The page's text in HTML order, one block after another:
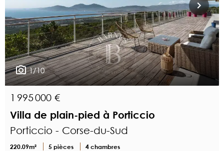
1/10
1 995 000 €
Villa de plain-pied à Porticcio
Porticcio - Corse-du-Sud
220.09m² 5 pièces 4 chambres